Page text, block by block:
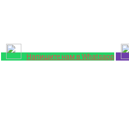
Напишите нам в Whatsapp